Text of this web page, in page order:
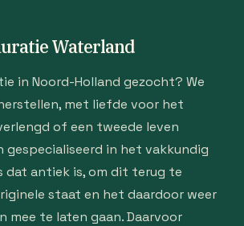
Waterland
in Noord-Holland gezocht? We
met liefde voor het
of een tweede leven
gespecialiseerd in het vakkundig
dat antiek is, om dit terug te
staat en het daardoor weer
mee te laten gaan. Daarvoor